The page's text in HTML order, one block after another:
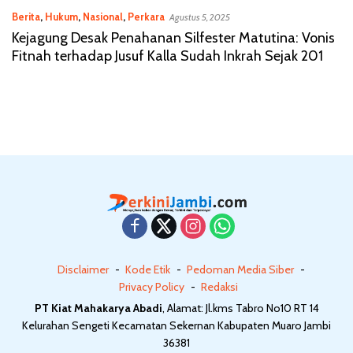
Berita, Hukum, Nasional, Perkara Agustus 5, 2025
Kejagung Desak Penahanan Silfester Matutina: Vonis
Fitnah terhadap Jusuf Kalla Sudah Inkrah Sejak 201
Disclaimer Kode Etik
Pedoman Media Siber
Privacy Policy
Redaksi
PT Kiat Mahakarya Abadi, Alamat: Jl.kms Tabro No10 RT 14
Kelurahan Sengeti Kecamatan Sekernan Kabupaten Muaro Jambi
36381